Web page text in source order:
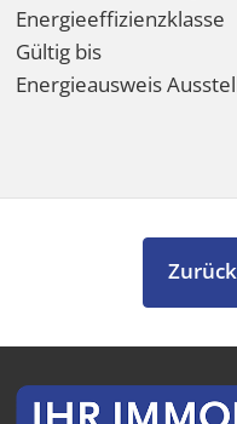
Energieeffizienzklasse
Gültig bis
Energieausweis